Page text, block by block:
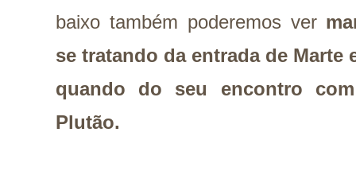
baixo também poderemos ver
se tratando da entrada de Marte
quando do seu encontro
Plutão.